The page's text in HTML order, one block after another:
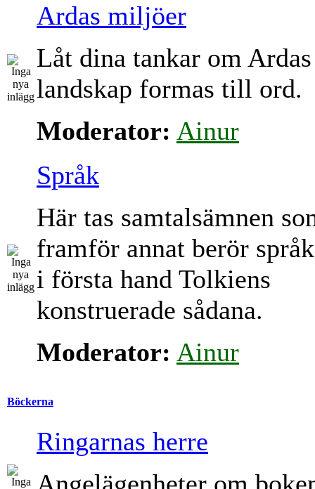
Ardas miljöer
Låt dina tankar om Ardas
landskap formas till ord.
Moderator: Ainur
Språk
Här tas samtalsämnen
framför annat berör
i första hand Tolkiens
konstruerade sådana.
Moderator: Ainur
Böckerna
Ringarnas herre